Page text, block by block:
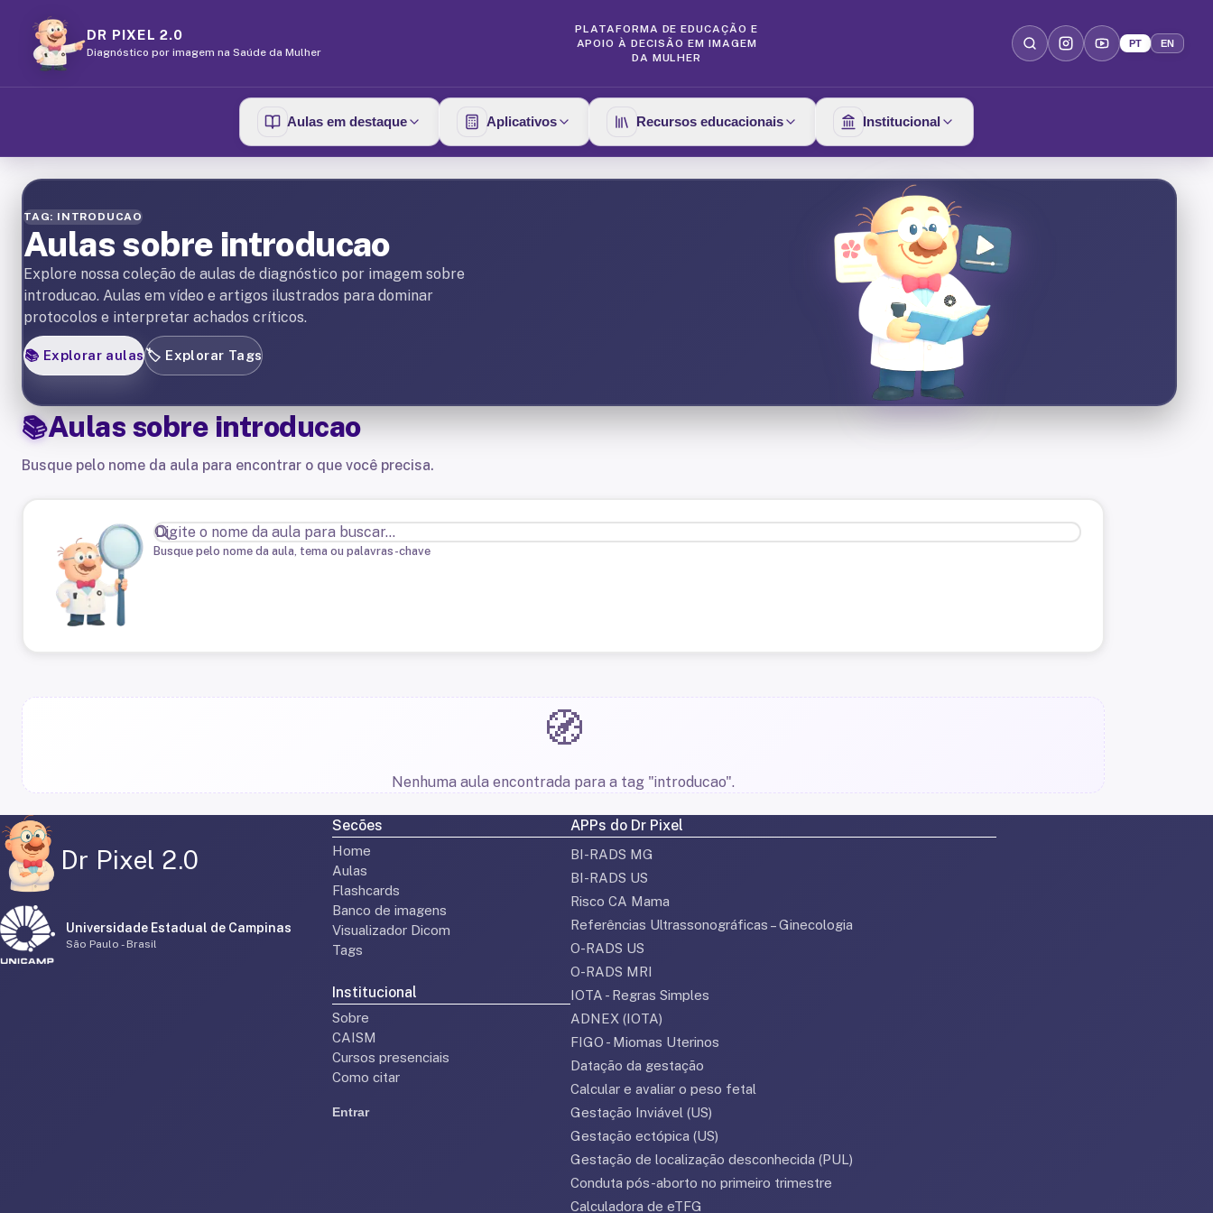
DR PIXEL 2.0
Diagnóstico por imagem na Saúde da Mulher
PLATAFORMA DE EDUCAÇÃO E
APOIO À DECISÃO EM IMAGEM
DA MULHER
PT EN
Aulas em destaque Aplicativos Recursos educacionais Institucional
TAG: INTRODUCAO
Aulas sobre introducao
Explore nossa coleção de aulas de diagnóstico por imagem sobre
introducao. Aulas em vídeo e artigos ilustrados para dominar
protocolos e interpretar achados críticos.
📚 Explorar aulas🏷️ Explorar Tags
Aulas sobreintroducao
Busque pelo nome da aula para encontrar o que você precisa.
Busque pelo nome da aula, tema ou palavras-chave
🧭
Nenhuma aula encontrada para a tag "introducao".
Dr Pixel 2.0
Universidade Estadual de Campinas
São Paulo - Brasil
Secões
Home
Aulas
Flashcards
Banco de imagens
Visualizador Dicom
Tags
Institucional
Sobre
CAISM
Cursos presenciais
Como citar
Entrar
APPs do Dr Pixel
BI-RADS MG
BI-RADS US
Risco CA Mama
Referências Ultrassonográficas – Ginecologia
O-RADS US
O-RADS MRI
IOTA - Regras Simples
ADNEX (IOTA)
FIGO - Miomas Uterinos
Datação da gestação
Calcular e avaliar o peso fetal
Gestação Inviável (US)
Gestação ectópica (US)
Gestação de localização desconhecida (PUL)
Conduta pós-aborto no primeiro trimestre
Calculadora de eTFG